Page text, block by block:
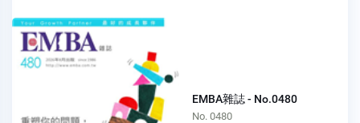
EMBA雜誌 - No.0480
No. 0480